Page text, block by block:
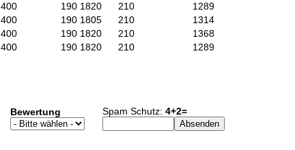
400 190 1820 210
1289
400 190 1805 210
1314
400 190 1820 210
1368
400 190 1820 210 1289
Bewertung Spam Schutz: 4+2=